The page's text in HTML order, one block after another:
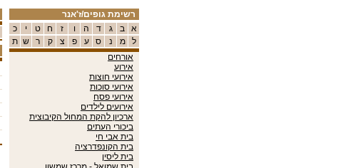
רשימת גופים/ז'אנר
כ
י ט ח ז ו ה ד ג ב
א
ת ש ר ק צ פ ע ס נ מ
ל
אורחים
אירוע
אירועי חוצות
אירועי סוכות
אירועי פסח
אירועים לילדים
ארכיון להקת המחול הקיבוצית
ביכורי העתים
בית אבי חי
בית הקונפדרציה
בית ליסין